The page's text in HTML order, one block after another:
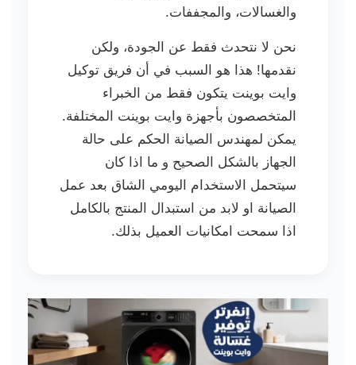
والغسالات، والمجففات.
نحن لا نتحدث فقط عن الجودة، ولكن
نقدمها! هذا هو السبب في أن فريق توكيل
وايت بوينت يتكون فقط من الخبراء
المتخصصون بأجهزة وايت بوينت المختلفة.
يمكن لمهندس الصيانة الحكم على حالة
الجهاز بالشكل الصحيح و ما اذا كان
سيتحمل الاستخدام اليومي الشاق بعد عمل
الصيانة او لابد من استبدال المنتج بالكامل
اذا سمحت امكانيات العميل بذلك.